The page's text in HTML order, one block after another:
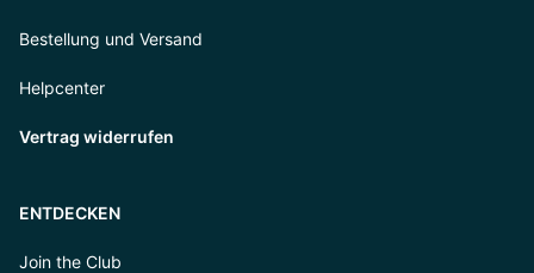
Bestellung und Versand
Helpcenter
Vertrag widerrufen
ENTDECKEN
Join the Club